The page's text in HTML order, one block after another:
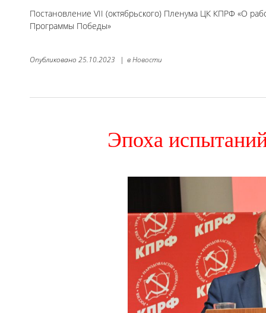
Постановление VII (октябрьского) Пленума ЦК КПРФ «О
Программы Победы»
Опубликовано 25.10.2023 | вНовости
Эпоха